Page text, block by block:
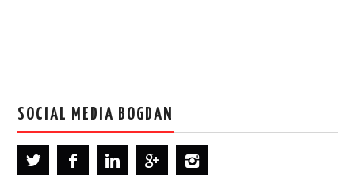
SOCIAL MEDIA BOGDAN